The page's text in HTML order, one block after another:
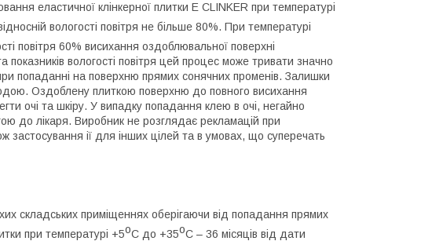
еластичної клінкерної плитки E СLINKER при температурі
вологості повітря не більше 80%. При температурі
повітря 60% висихання оздоблювальної поверхні
вологості повітря цей процес може тривати значно
попаданні на поверхню прямих сонячних променів. Залишки
Оздоблену плиткою поверхню до повного висихання
очі та шкіру. У випадку попадання клею в очі, негайно
до лікаря. Виробник не розглядає рекламацій при
застосування ії для інших цілей та в умовах, що суперечать
складських приміщеннях оберігаючи від попадання прямих
при температурі +5oС до +35oС – 36 місяців від дати